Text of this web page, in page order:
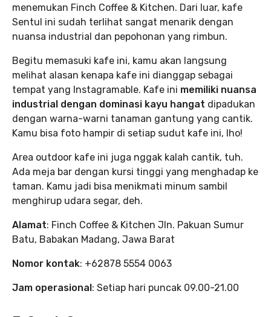
menemukan Finch Coffee & Kitchen. Dari luar, kafe
Sentul ini sudah terlihat sangat menarik dengan
nuansa industrial dan pepohonan yang rimbun.
Begitu memasuki kafe ini, kamu akan langsung
melihat alasan kenapa kafe ini dianggap sebagai
tempat yang Instagramable. Kafe ini memiliki nuansa
industrial dengan dominasi kayu hangat dipadukan
dengan warna-warni tanaman gantung yang cantik.
Kamu bisa foto hampir di setiap sudut kafe ini, lho!
Area outdoor kafe ini juga nggak kalah cantik, tuh.
Ada meja bar dengan kursi tinggi yang menghadap ke
taman. Kamu jadi bisa menikmati minum sambil
menghirup udara segar, deh.
Alamat: Finch Coffee & Kitchen Jln. Pakuan Sumur
Batu, Babakan Madang, Jawa Barat
Nomor kontak: +62878 5554 0063
Jam operasional: Setiap hari puncak 09.00-21.00